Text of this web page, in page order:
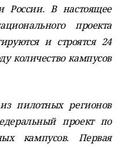
России. В настоящее
проекта
и строятся 24
количество кампусов
пилотных регионов
проект по
кампусов. Первая